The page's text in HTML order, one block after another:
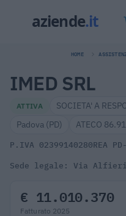
HOME
IMED SRL
ATTIVA
SOCIETA' A
Padova (PD)
ATECO
P.IVA 02399140280REA
Sede legale: Via Alfieri
€ 11.010.370
Fatturato 2025